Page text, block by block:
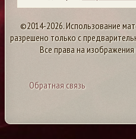
©2014-2026. Использование
разрешено только с
Все права на
Обратная связь